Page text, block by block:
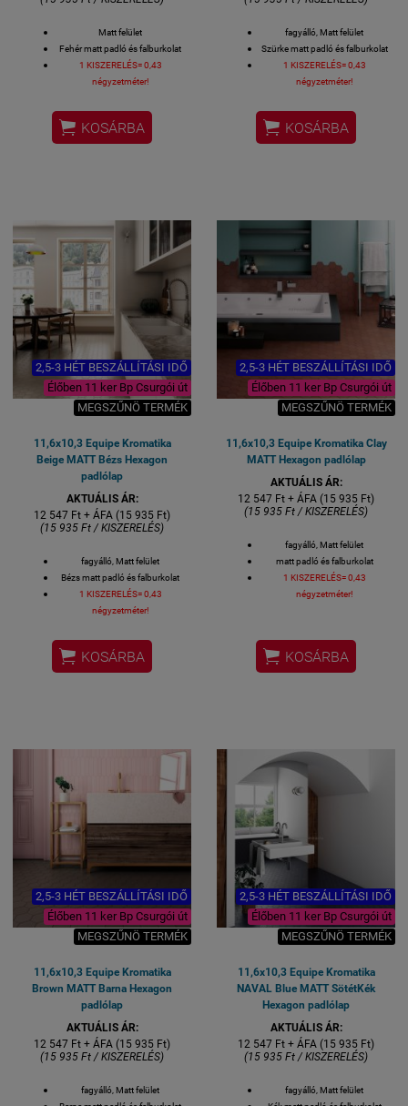
Matt felület
Fehér matt padló és falburkolat
1 KISZERELÉS= 0,43
négyzetméter!
 KOSÁRBA
fagyálló, Matt felület
Szürke matt padló és falburkolat
1 KISZERELÉS= 0,43
négyzetméter!
 KOSÁRBA
2,5-3 HÉT BESZÁLLÍTÁSI IDŐ
Élőben 11 ker Bp Csurgói út
MEGSZŰNÖ TERMÉK
11,6x10,3 Equipe Kromatika
Beige MATT Bézs Hexagon
padlólap
AKTUÁLIS ÁR:
12 547 Ft + ÁFA (15 935 Ft)
(15 935 Ft / KISZERELÉS)
fagyálló, Matt felület
Bézs matt padló és falburkolat
1 KISZERELÉS= 0,43
négyzetméter!
 KOSÁRBA
2,5-3 HÉT BESZÁLLÍTÁSI IDŐ
Élőben 11 ker Bp Csurgói út
MEGSZŰNÖ TERMÉK
11,6x10,3 Equipe Kromatika Clay
MATT Hexagon padlólap
AKTUÁLIS ÁR:
12 547 Ft + ÁFA (15 935 Ft)
(15 935 Ft / KISZERELÉS)
fagyálló, Matt felület
matt padló és falburkolat
1 KISZERELÉS= 0,43
négyzetméter!
 KOSÁRBA
2,5-3 HÉT BESZÁLLÍTÁSI IDŐ
Élőben 11 ker Bp Csurgói út
MEGSZŰNÖ TERMÉK
11,6x10,3 Equipe Kromatika
Brown MATT Barna Hexagon
padlólap
AKTUÁLIS ÁR:
12 547 Ft + ÁFA (15 935 Ft)
(15 935 Ft / KISZERELÉS)
fagyálló, Matt felület
2,5-3 HÉT BESZÁLLÍTÁSI IDŐ
Élőben 11 ker Bp Csurgói út
MEGSZŰNÖ TERMÉK
11,6x10,3 Equipe Kromatika
NAVAL Blue MATT SötétKék
Hexagon padlólap
AKTUÁLIS ÁR:
12 547 Ft + ÁFA (15 935 Ft)
(15 935 Ft / KISZERELÉS)
fagyálló, Matt felület